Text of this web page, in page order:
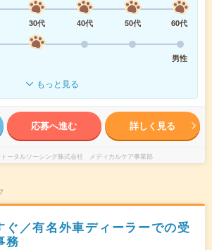
30代 40代 50代
60代
男性
もっと見る
応募へ進む 詳しく見る
トータルソーシング株式会社 メディカルケア事業部
ぐ／有名外車ディーラーでの受
務